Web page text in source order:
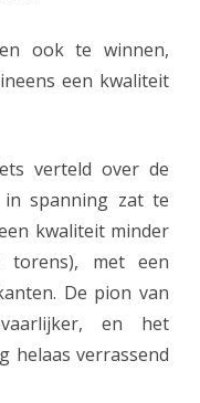
y
ook te winnen,
een kwaliteit
verteld over de
spanning zat te
kwaliteit minder
met een
De pion van
en het
helaas verrassend